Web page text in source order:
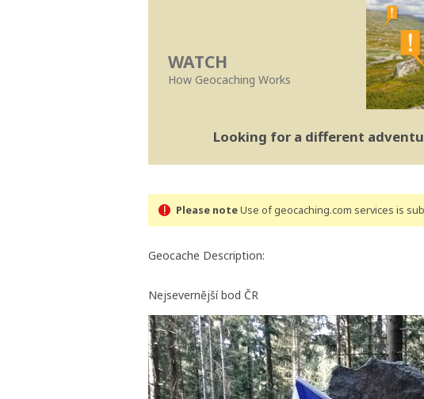
WATCH
How Geocaching Works
Looking for a different
Please noteUse of geocaching.com services is
Geocache Description:
Nejsevernější bod ČR